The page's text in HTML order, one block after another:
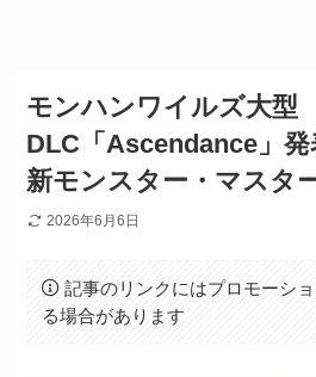
モンハンワイルズ大型
DLC「Ascendance」発
新モンスター・マスタ
2026年6月6日
記事のリンクにはプロモーシ
る場合があります